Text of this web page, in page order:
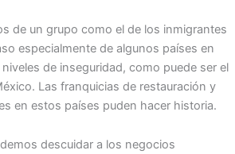
de un grupo como el de los inmigrantes
especialmente de algunos países en
de inseguridad, como puede ser el
Las franquicias de restauración y
en estos países puden hacer historia.
descuidar a los negocios